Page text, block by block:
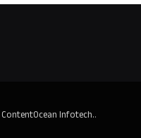
ContentOcean Infotech..